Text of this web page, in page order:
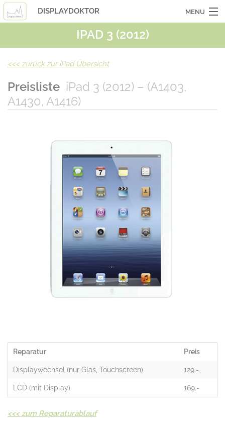
DISPLAYDOKTOR MENU
LAPTOPS
IPAD 3 (2012)
<<<zurück zur iPad Übersicht
Preisliste iPad 3 (2012) – (A1403,
A1430, A1416)
Reparatur Preis
Displaywechsel (nur Glas, Touchscreen) 129.-
LCD (mit Display) 169.-
<<< zum Reparaturablauf